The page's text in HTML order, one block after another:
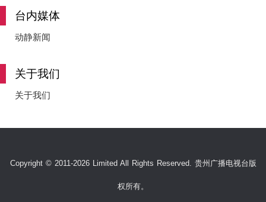
台内媒体
动静新闻
关于我们
关于我们
Copyright © 2011-2026 Limited All Rights Reserved. 贵州广播电视台版
权所有。